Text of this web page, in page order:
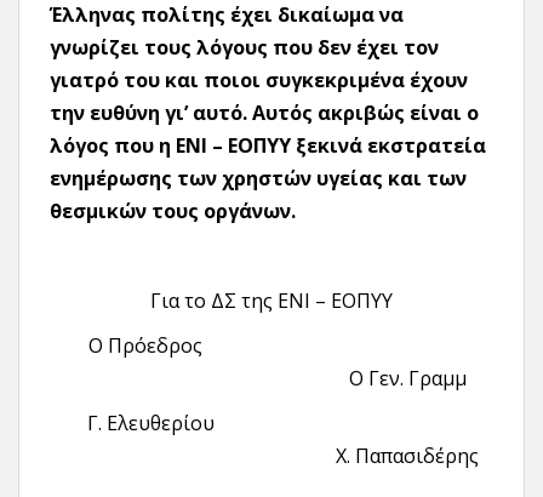
Έλληνας πολίτης έχει δικαίωμα να
γνωρίζει τους λόγους που δεν έχει τον
γιατρό του και ποιοι συγκεκριμένα έχουν
την ευθύνη γι’ αυτό. Αυτός ακριβώς είναι ο
λόγος που η ΕΝΙ – ΕΟΠΥΥ ξεκινά εκστρατεία
ενημέρωσης των χρηστών υγείας και των
θεσμικών τους οργάνων.
Για το ΔΣ της ΕΝΙ – ΕΟΠΥΥ
Ο Πρόεδρος
Ο Γεν. Γραμμ
Γ. Ελευθερίου
Χ. Παπασιδέρης